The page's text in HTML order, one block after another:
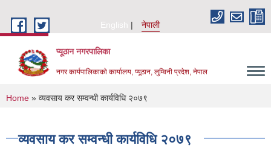
English
नेपाली
प्यूठान नगरपालिका
नगर कार्यपालिकाकाे कार्यालय, प्यूठान, लुम्विनी प्रदेश, नेपाल
You are here
Home » व्यवसाय कर सम्वन्धी कार्यविधि २०७९
व्यवसाय कर सम्वन्धी कार्यविधि २०७९